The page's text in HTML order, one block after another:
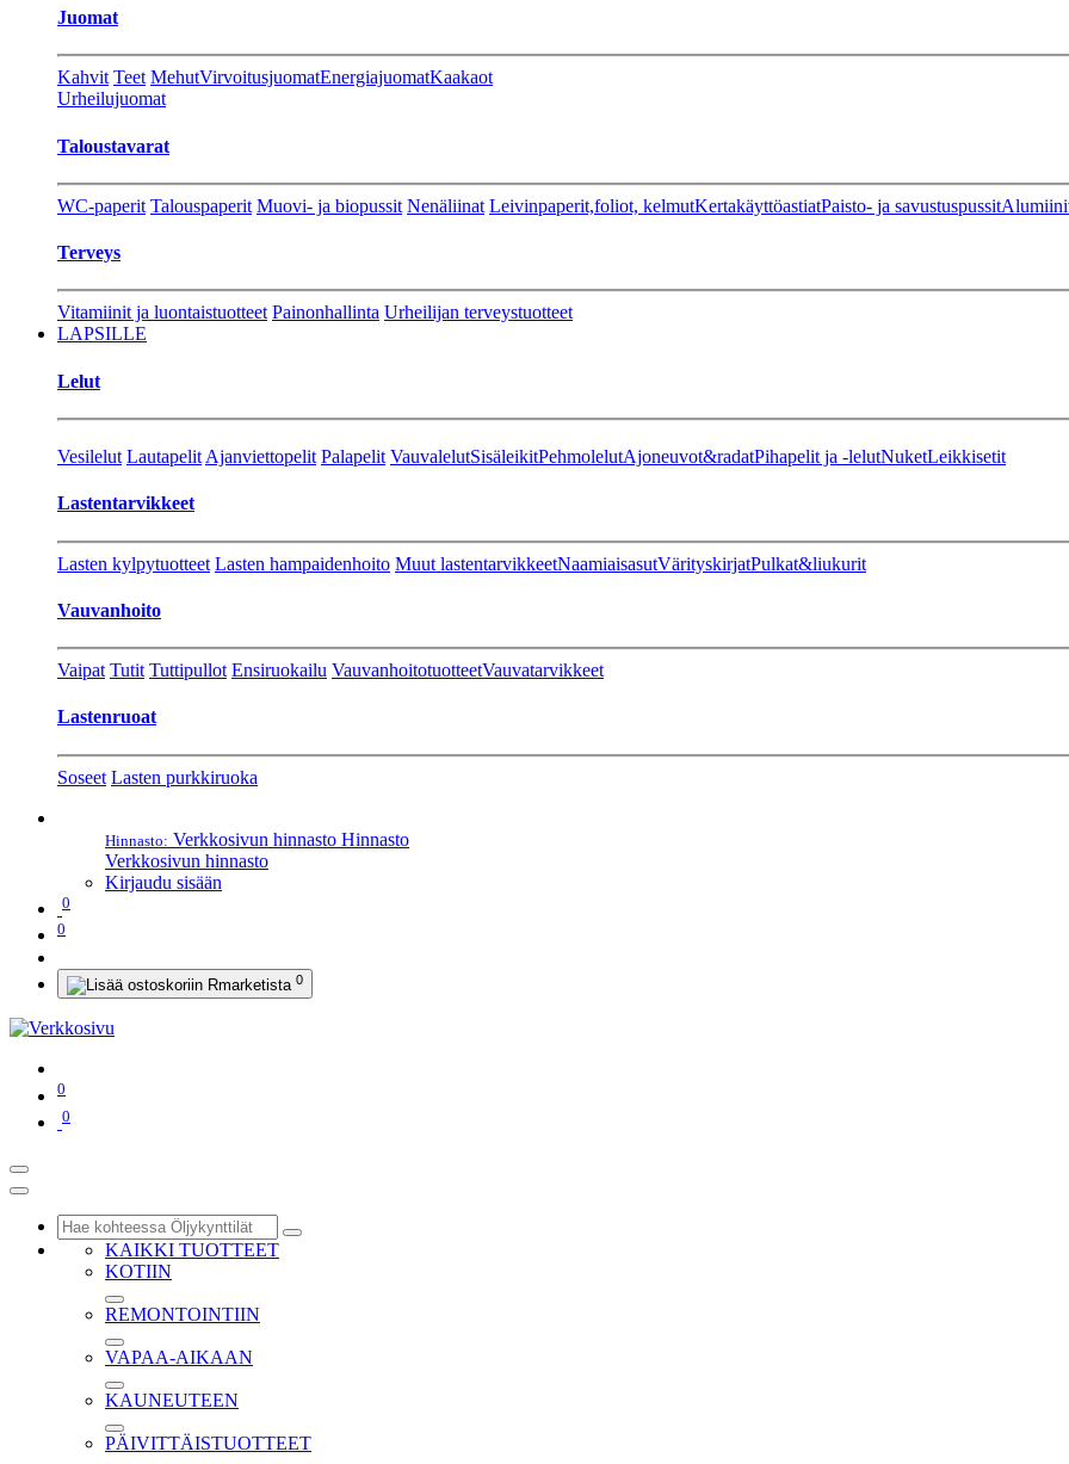
Juomat
Kahvit Teet MehutVirvoitusjuomatEnergiajuomatKaakaot
Urheilujuomat
Taloustavarat
WC-paperit Talouspaperit Muovi- ja biopussit Nenäliinat Leivinpaperit,foliot, kelmutKertakäyttöastiatPaisto- ja savustuspussit
Terveys
Vitamiinit ja luontaistuotteet Painonhallinta Urheilijan terveystuotteet
LAPSILLE
Lelut
Vesilelut Lautapelit Ajanviettopelit Palapelit VauvalelutSisäleikitPehmolelutAjoneuvot&radatPihapelit ja -lelutNuketLeikkisetit
Lastentarvikkeet
Lasten kylpytuotteet Lasten hampaidenhoito Muut lastentarvikkeetNaamiaisasutVärityskirjatPulkat&liukurit
Vauvanhoito
Vaipat Tutit Tuttipullot Ensiruokailu VauvanhoitotuotteetVauvatarvikkeet
Lastenruoat
Soseet Lasten purkkiruoka
Hinnasto: Verkkosivun hinnasto Hinnasto
Verkkosivun hinnasto
Kirjaudu sisään
0
0
0
0
0
KAIKKI TUOTTEET
KOTIIN
REMONTOINTIIN
VAPAA-AIKAAN
KAUNEUTEEN
PÄIVITTÄISTUOTTEET